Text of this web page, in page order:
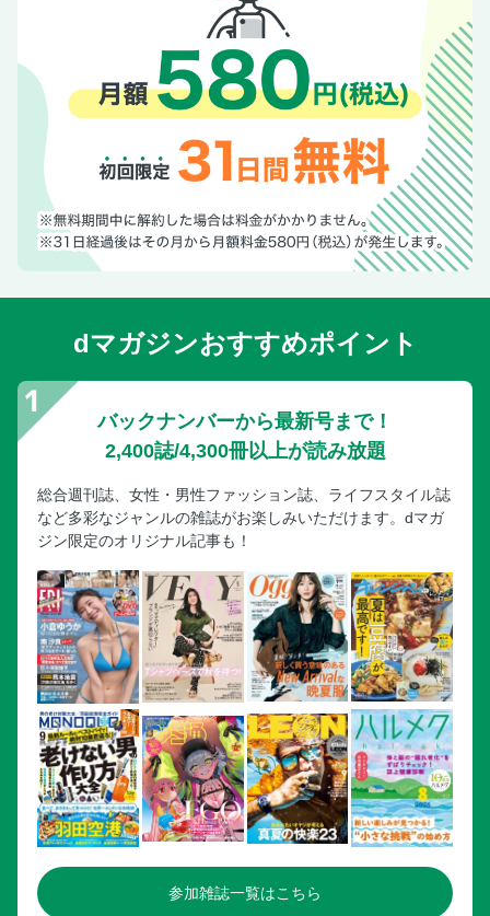
dマガジンおすすめポイント
バックナンバーから最新号まで！
2,400誌/4,300冊以上が読み放題
総合週刊誌、女性・男性ファッション誌、ライフスタイル誌
など多彩なジャンルの雑誌がお楽しみいただけます。dマガ
ジン限定のオリジナル記事も！
参加雑誌一覧はこちら